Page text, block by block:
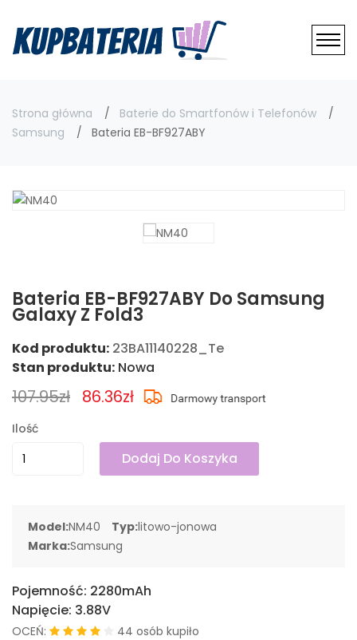
Strona główna
Baterie do Smartfonów i Telefonów
Samsung
Bateria EB-BF927ABY
Bateria EB-BF927ABY Do Samsung
Galaxy Z Fold3
Kod produktu: 23BA11140228_Te
Stan produktu: Nowa
107.95zł 86.36zł
Ilość
Dodaj Do Koszyka
Model:NM40 Typ:litowo-jonowa
Marka:Samsung
Pojemność: 2280mAh
Napięcie: 3.88V
OCEŃ:
44 osób kupiło